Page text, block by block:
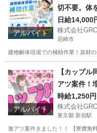
アルバイト
切不要。体
ート業務
日給14,000
株式会社
尼崎市
建物解体現場での補助作業！資材
その他
アルバイト
【カップ
アツ案件！
時給1,250円
株式会社
東京都 新宿駅
激アツ案件きました！！ 【寮費無